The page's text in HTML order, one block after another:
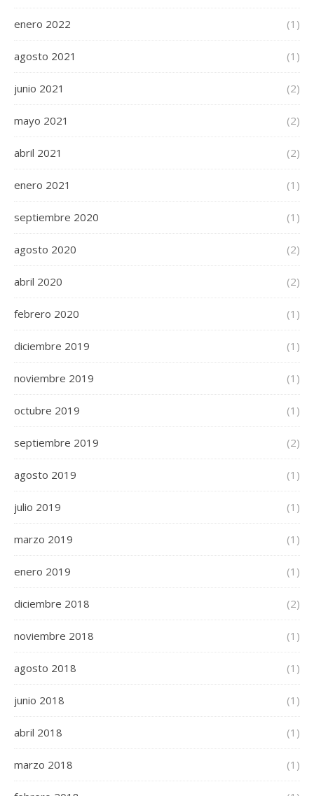
enero 2022 (1)
agosto 2021 (1)
junio 2021 (2)
mayo 2021 (2)
abril 2021 (2)
enero 2021 (1)
septiembre 2020 (1)
agosto 2020 (2)
abril 2020 (2)
febrero 2020 (1)
diciembre 2019 (1)
noviembre 2019 (1)
octubre 2019 (1)
septiembre 2019 (2)
agosto 2019 (1)
julio 2019 (1)
marzo 2019 (1)
enero 2019 (1)
diciembre 2018 (2)
noviembre 2018 (1)
agosto 2018 (1)
junio 2018 (1)
abril 2018 (1)
marzo 2018 (1)